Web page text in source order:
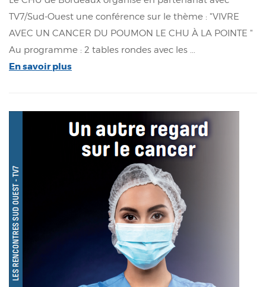
TV7/Sud-Ouest une conférence sur le thème : "VIVRE
AVEC UN CANCER DU POUMON LE CHU À LA POINTE "
Au programme : 2 tables rondes avec les ...
En savoir plus